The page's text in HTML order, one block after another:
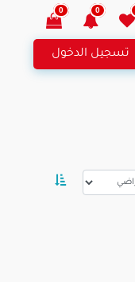
0
0
تسجيل الدخول